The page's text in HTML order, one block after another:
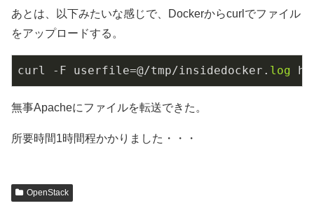
あとは、以下みたいな感じで、Dockerからcurlでファイル
をアップロードする。
curl -F userfile=@/tmp/insidedocker. log
無事Apacheにファイルを転送できた。
所要時間1時間程かかりました・・・
OpenStack